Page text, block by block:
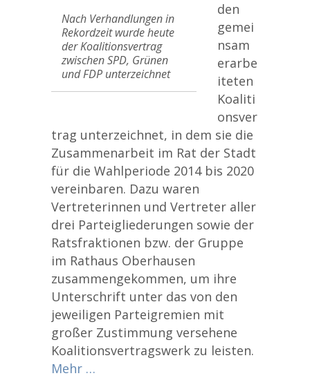
Nach Verhandlungen in
Rekordzeit wurde heute
der Koalitionsvertrag
zwischen SPD, Grünen
und FDP unterzeichnet
den
gemei
nsam
erarbe
iteten
Koaliti
onsver
trag unterzeichnet, in dem sie die
Zusammenarbeit im Rat der Stadt
für die Wahlperiode 2014 bis 2020
vereinbaren. Dazu waren
Vertreterinnen und Vertreter aller
drei Parteigliederungen sowie der
Ratsfraktionen bzw. der Gruppe
im Rathaus Oberhausen
zusammengekommen, um ihre
Unterschrift unter das von den
jeweiligen Parteigremien mit
großer Zustimmung versehene
Koalitionsvertragswerk zu leisten.
Mehr …